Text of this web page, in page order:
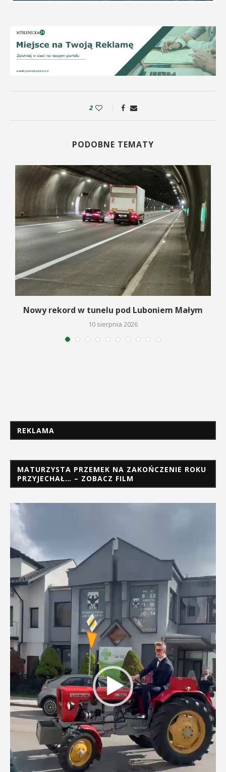
2
PODOBNE TEMATY
Nowy rekord w tunelu pod Luboniem Małym
10 sierpnia 2026
REKLAMA
MATURZYSTA PRZEMEK NA ZAKOŃCZENIE ROKU
PRZYJECHAŁ… – ZOBACZ FILM
Odtwarzacz